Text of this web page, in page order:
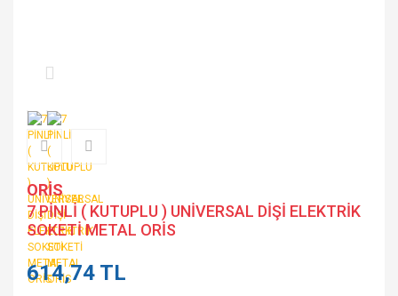
ORİS
7 PİNLİ ( KUTUPLU ) UNİVERSAL DİŞİ ELEKTRİK
SOKETİ METAL ORİS
614,74 TL